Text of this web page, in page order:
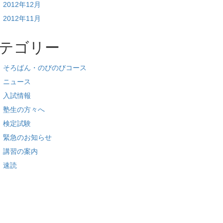
2012年12月
2012年11月
ゴリー
そろばん・のびのびコース
ニュース
入試情報
塾生の方々へ
検定試験
緊急のお知らせ
講習の案内
速読